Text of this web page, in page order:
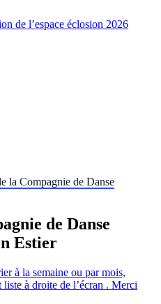
de l’espace éclosion 2026
la Compagnie de Danse
de Danse
Estier
à la semaine ou par mois,
à droite de l’écran . Merci